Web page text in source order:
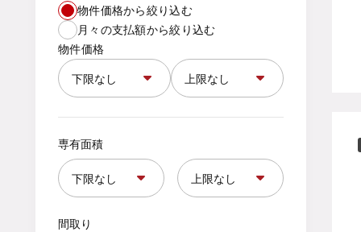
物件価格から絞り込む
月々の支払額から絞り込む
物件価格
専有面積
間取り